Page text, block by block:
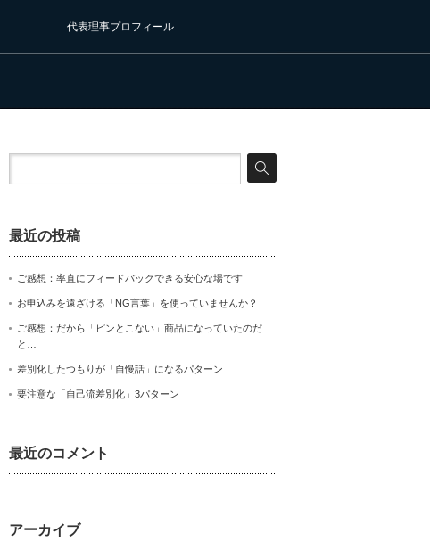
代表理事プロフィール
最近の投稿
ご感想：率直にフィードバックできる安心な場です
お申込みを遠ざける「NG言葉」を使っていませんか？
ご感想：だから「ピンとこない」商品になっていたのだ
と…
差別化したつもりが「自慢話」になるパターン
要注意な「自己流差別化」3パターン
最近のコメント
アーカイブ